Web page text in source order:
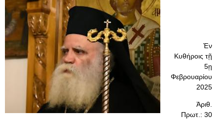
Ἐν
Κυθήροις τῇ
5ῃ
Φεβρουαρίου
2025
Ἀριθ.
Πρωτ.: 30